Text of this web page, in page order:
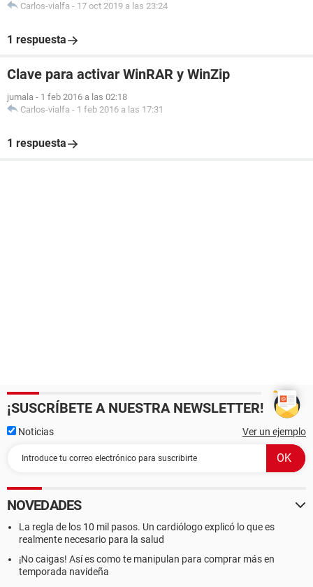
Carlos-vialfa - 17 oct 2019 a las 23:24
1 respuesta
Clave para activar WinRAR y WinZip
jumala - 1 feb 2016 a las 02:18
Carlos-vialfa - 1 feb 2016 a las 17:31
1 respuesta
¡SUSCRÍBETE A NUESTRA NEWSLETTER!
Noticias Ver un ejemplo
NOVEDADES
La regla de los 10 mil pasos. Un cardiólogo explicó lo que es
realmente necesario para la salud
¡No caigas! Así es como te manipulan para comprar más en
temporada navideña